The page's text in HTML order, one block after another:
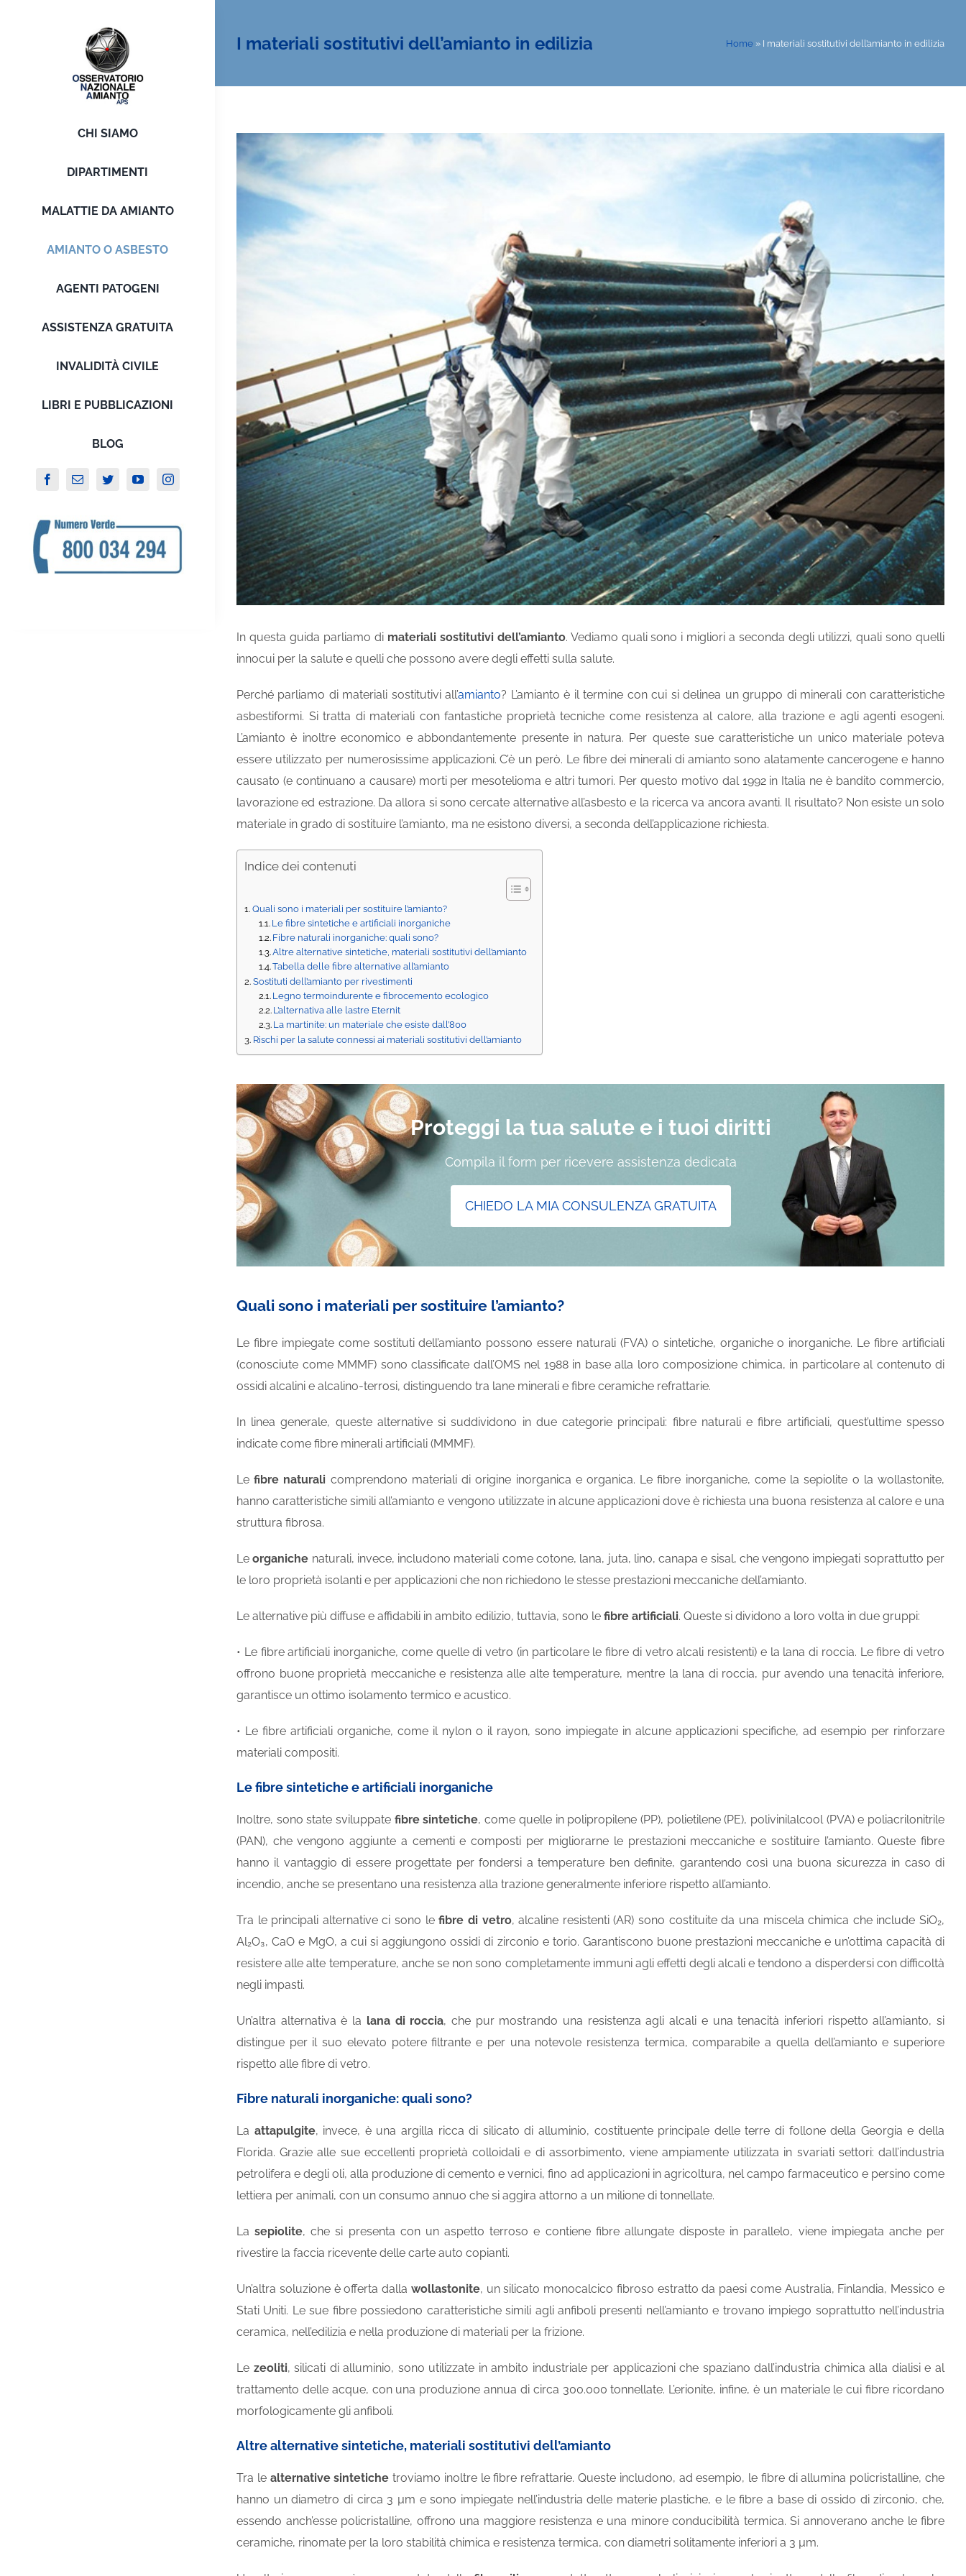
CHI SIAMO
DIPARTIMENTI
MALATTIE DA AMIANTO
AMIANTO O ASBESTO
AGENTI PATOGENI
ASSISTENZA GRATUITA
INVALIDITÀ CIVILE
LIBRI E PUBBLICAZIONI
BLOG
I materiali sostitutivi dell’amianto in edilizia Home » I materiali sostitutivi dell’amianto in edilizia
In questa guida parliamo di materiali sostitutivi dell’amianto. Vediamo quali sono i migliori a seconda degli utilizzi, quali sono quelli
innocui per la salute e quelli che possono avere degli effetti sulla salute.
Perché parliamo di materiali sostitutivi all’amianto? L’amianto è il termine con cui si delinea un gruppo di minerali con caratteristiche
asbestiformi. Si tratta di materiali con fantastiche proprietà tecniche come resistenza al calore, alla trazione e agli agenti esogeni.
L’amianto è inoltre economico e abbondantemente presente in natura. Per queste sue caratteristiche un unico materiale poteva
essere utilizzato per numerosissime applicazioni. C’è un però. Le fibre dei minerali di amianto sono alatamente cancerogene e hanno
causato (e continuano a causare) morti per mesotelioma e altri tumori. Per questo motivo dal 1992 in Italia ne è bandito commercio,
lavorazione ed estrazione. Da allora si sono cercate alternative all’asbesto e la ricerca va ancora avanti. Il risultato? Non esiste un solo
materiale in grado di sostituire l’amianto, ma ne esistono diversi, a seconda dell’applicazione richiesta.
Indice dei contenuti
Quali sono i materiali per sostituire l’amianto?
Le fibre sintetiche e artificiali inorganiche
Fibre naturali inorganiche: quali sono?
Altre alternative sintetiche, materiali sostitutivi dell’amianto
Tabella delle fibre alternative all’amianto
Sostituti dell’amianto per rivestimenti
Legno termoindurente e fibrocemento ecologico
L’alternativa alle lastre Eternit
La martinite: un materiale che esiste dall’800
Rischi per la salute connessi ai materiali sostitutivi dell’amianto
Proteggi la tua salute e i tuoi diritti
Compila il form per ricevere assistenza dedicata
CHIEDO LA MIA CONSULENZA GRATUITA
Quali sono i materiali per sostituire l’amianto?
Le fibre impiegate come sostituti dell’amianto possono essere naturali (FVA) o sintetiche, organiche o inorganiche. Le fibre artificiali
(conosciute come MMMF) sono classificate dall’OMS nel 1988 in base alla loro composizione chimica, in particolare al contenuto di
ossidi alcalini e alcalino-terrosi, distinguendo tra lane minerali e fibre ceramiche refrattarie.
In linea generale, queste alternative si suddividono in due categorie principali: fibre naturali e fibre artificiali, quest’ultime spesso
indicate come fibre minerali artificiali (MMMF).
Le fibre naturali comprendono materiali di origine inorganica e organica. Le fibre inorganiche, come la sepiolite o la wollastonite,
hanno caratteristiche simili all’amianto e vengono utilizzate in alcune applicazioni dove è richiesta una buona resistenza al calore e una
struttura fibrosa.
Leorganiche naturali, invece, includono materiali come cotone, lana, juta, lino, canapa e sisal, che vengono impiegati soprattutto per
le loro proprietà isolanti e per applicazioni che non richiedono le stesse prestazioni meccaniche dell’amianto.
Le alternative più diffuse e affidabili in ambito edilizio, tuttavia, sono le fibre artificiali. Queste si dividono a loro volta in due gruppi:
• Le fibre artificiali inorganiche, come quelle di vetro (in particolare le fibre di vetro alcali resistenti) e la lana di roccia. Le fibre di vetro
offrono buone proprietà meccaniche e resistenza alle alte temperature, mentre la lana di roccia, pur avendo una tenacità inferiore,
garantisce un ottimo isolamento termico e acustico.
• Le fibre artificiali organiche, come il nylon o il rayon, sono impiegate in alcune applicazioni specifiche, ad esempio per rinforzare
materiali compositi.
Le fibre sintetiche e artificiali inorganiche
Inoltre, sono state sviluppate fibre sintetiche, come quelle in polipropilene (PP), polietilene (PE), polivinilalcool (PVA) e poliacrilonitrile
(PAN), che vengono aggiunte a cementi e composti per migliorarne le prestazioni meccaniche e sostituire l’amianto. Queste fibre
hanno il vantaggio di essere progettate per fondersi a temperature ben definite, garantendo così una buona sicurezza in caso di
incendio, anche se presentano una resistenza alla trazione generalmente inferiore rispetto all’amianto.
Tra le principali alternative ci sono lefibre di vetro, alcaline resistenti (AR) sono costituite da una miscela chimica che include SiO₂,
Al₂O₃, CaO e MgO, a cui si aggiungono ossidi di zirconio e torio. Garantiscono buone prestazioni meccaniche e un’ottima capacità di
resistere alle alte temperature, anche se non sono completamente immuni agli effetti degli alcali e tendono a disperdersi con difficoltà
negli impasti.
Un’altra alternativa è la lana di roccia, che pur mostrando una resistenza agli alcali e una tenacità inferiori rispetto all’amianto, si
distingue per il suo elevato potere filtrante e per una notevole resistenza termica, comparabile a quella dell’amianto e superiore
rispetto alle fibre di vetro.
Fibre naturali inorganiche: quali sono?
La attapulgite, invece, è una argilla ricca di silicato di alluminio, costituente principale delle terre di follone della Georgia e della
Florida. Grazie alle sue eccellenti proprietà colloidali e di assorbimento, viene ampiamente utilizzata in svariati settori: dall’industria
petrolifera e degli oli, alla produzione di cemento e vernici, fino ad applicazioni in agricoltura, nel campo farmaceutico e persino come
lettiera per animali, con un consumo annuo che si aggira attorno a un milione di tonnellate.
Lasepiolite, che si presenta con un aspetto terroso e contiene fibre allungate disposte in parallelo, viene impiegata anche per
rivestire la faccia ricevente delle carte auto copianti.
Un’altra soluzione è offerta dalla wollastonite, un silicato monocalcico fibroso estratto da paesi come Australia, Finlandia, Messico e
Stati Uniti. Le sue fibre possiedono caratteristiche simili agli anfiboli presenti nell’amianto e trovano impiego soprattutto nell’industria
ceramica, nell’edilizia e nella produzione di materiali per la frizione.
Le zeoliti, silicati di alluminio, sono utilizzate in ambito industriale per applicazioni che spaziano dall’industria chimica alla dialisi e al
trattamento delle acque, con una produzione annua di circa 300.000 tonnellate. L’erionite, infine, è un materiale le cui fibre ricordano
morfologicamente gli anfiboli.
Altre alternative sintetiche, materiali sostitutivi dell’amianto
Tra le alternative sintetiche troviamo inoltre le fibre refrattarie. Queste includono, ad esempio, le fibre di allumina policristalline, che
hanno un diametro di circa 3 µm e sono impiegate nell’industria delle materie plastiche, e le fibre a base di ossido di zirconio, che,
essendo anch’esse policristalline, offrono una maggiore resistenza e una minore conducibilità termica. Si annoverano anche le fibre
ceramiche, rinomate per la loro stabilità chimica e resistenza termica, con diametri solitamente inferiori a 3 µm.